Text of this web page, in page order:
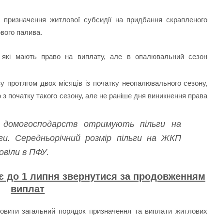
житлової субсидії на придбання скрапленого
палива.
які мають право на виплату, але в опалювальний сезон
двох місяців із початку неопалювального сезону,
початку такого сезону, але не раніше дня виникнення права
отримують пільги на
Середньорічний розмір пільги на ЖКП
в ПФУ.
до 1 липня звернутися за продовженням
виплат
загальний порядок призначення та виплати житлових